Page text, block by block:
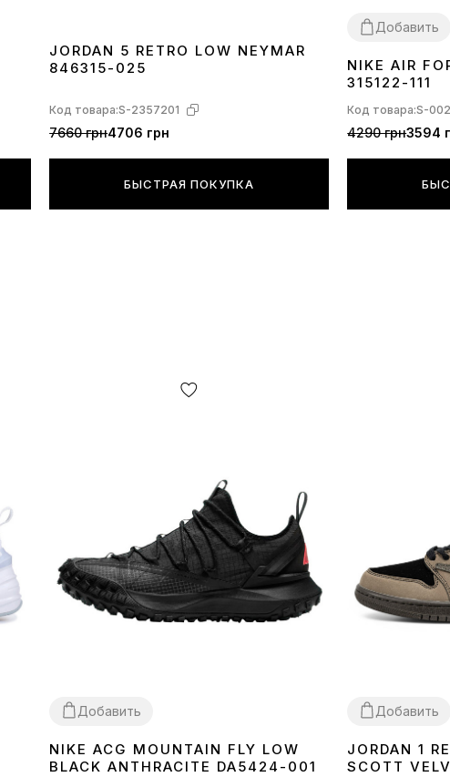
Да, очень легкие!
JORDAN 5 RETRO LOW NEYMAR
846315-025
Код товара:S-2357201
7660 грн4706 грн
БЫСТРАЯ ПОКУПКА
Добавить
3637 38 39 4041
NIKE AIR
315122-111
Код товара:S-
4290 грн3594
Добавить
44
NIKE ACG MOUNTAIN FLY LOW
BLACK ANTHRACITE DA5424-001
Добавить
40414245
JORDAN 1
SCOTT